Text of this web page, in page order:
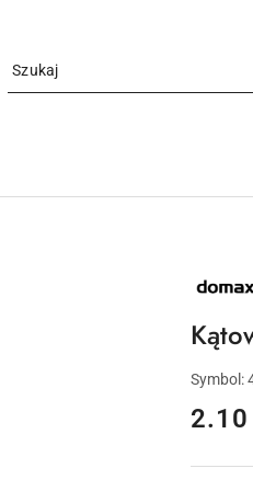
NAZWA
Symbol:
cena:
2.10